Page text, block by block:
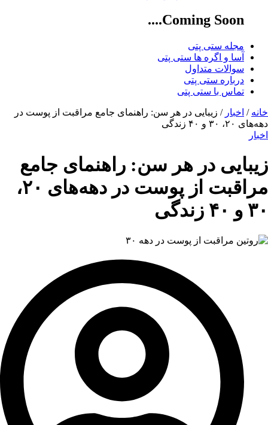
Coming Soon....
مجله ستی پتی
آسا و اگره ها ستی پتی
سوالات متداول
درباره ستی پتی
تماس با ستی پتی
خانه / اخبار / زیبایی در هر سن: راهنمای جامع مراقبت از پوست در
دهه‌های ۲۰، ۳۰ و ۴۰ زندگی
اخبار
زیبایی در هر سن: راهنمای جامع
مراقبت از پوست در دهه‌های ۲۰،
۳۰ و ۴۰ زندگی